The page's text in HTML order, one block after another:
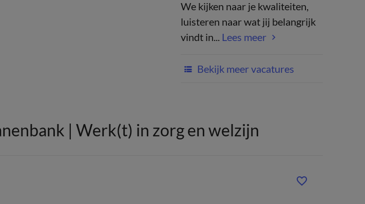
We kijken naar je kwaliteiten,
luisteren naar wat jij belangrijk
vindt in... Lees meer
Bekijk meer vacatures
| Werk(t) in zorg en welzijn